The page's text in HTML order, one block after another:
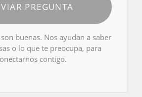
PREGUNTA
buenas. Nos ayudan a saber
o lo que te preocupa, para
contigo.